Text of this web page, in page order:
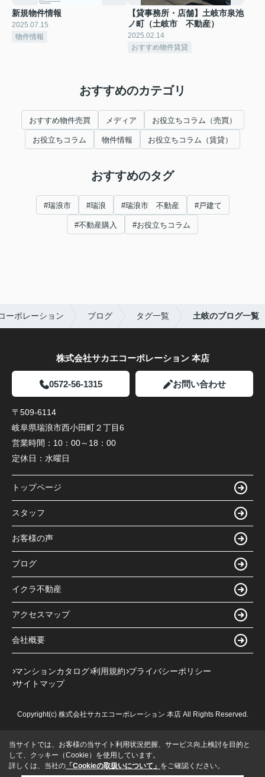
新規物件情報
2025.07.15
物件情報
【貸事務所・店舗】土岐市泉池
ノ町（土岐市 不動産）
2025.02.14
おすすめ物件賃貸
おすすめのカテゴリ
おすすめ物件売買 メディア お役立ちコラム（売買）
お役立ちコラム 物件情報 お役立ちコラム（賃貸）
おすすめのタグ
#瑞浪市 #瑞浪 #瑞浪市 不動産 #戸建て
#不動産購入 #お役立ちコラム
ーポレーション ブログ タグ一覧 土岐のブログ一覧
株式会社サカエコーポレーション 本店
0572-56-1315 お問い合わせ
〒509-6114
岐阜県瑞浪市西小田町２丁目6
営業時間： 10：00～18：00
定休日： 水曜日
トップページ
スタッフ
お客様の声
ブログ
イクラ不動産
アクセスマップ
会社概要
マンションカタログ 利用規約 プライバシーポリシー
サイトマップ
Copyright(c) 株式会社サカエコーポレーション 本店 All Rights Reserved.
当サイトでは、お客様の当サイト利用状況把握、サービス向上検討を目的と
して、クッキー（Cookie）を使用しています。
詳しくは、当社の 「Cookieの取扱いについて」 をご確認ください。